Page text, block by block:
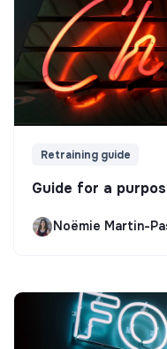
Retraining guide
Guide for a
Noëmie Martin-